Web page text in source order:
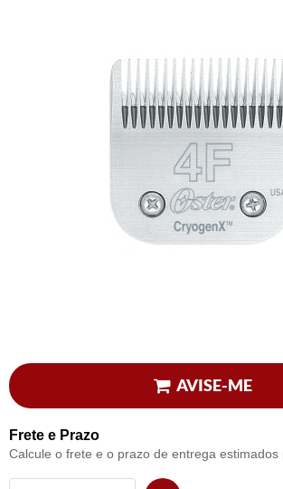
AVISE-ME
Frete e Prazo
Calcule o frete e o prazo de entrega estimados